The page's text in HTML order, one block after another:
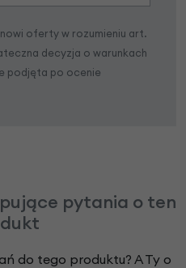
oferty w rozumieniu art.
decyzja o warunkach
podjęta po ocenie
pytania o ten
do tego produktu? A Ty o